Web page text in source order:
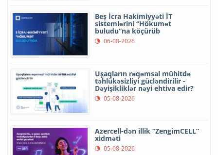
Beş İcra Hakimiyyəti İT
sistemlərini “Hökumət
buludu”na köçürüb
06-08-2026
Uşaqların rəqəmsal mühitdə
təhlükəsizliyi gücləndirilir -
Dəyişikliklər nəyi ehtiva edir?
05-08-2026
Azercell-dən illik “ZengimCELL”
xidməti
05-08-2026